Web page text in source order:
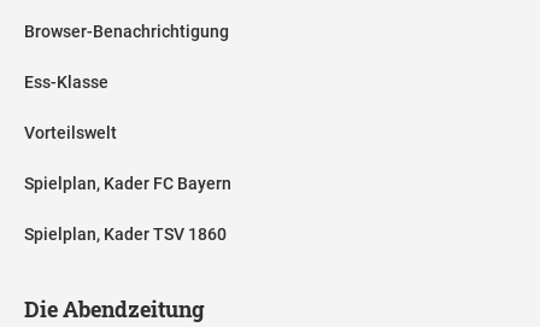
Browser-Benachrichtigung
Ess-Klasse
Vorteilswelt
Spielplan, Kader FC Bayern
Spielplan, Kader TSV 1860
Die Abendzeitung